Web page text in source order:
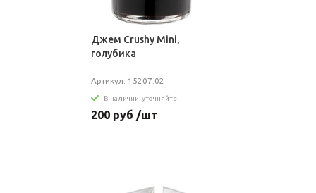
Джем Crushy Mini,
голубика
Артикул: 15207.02
В наличии: уточняйте
200 руб /шт